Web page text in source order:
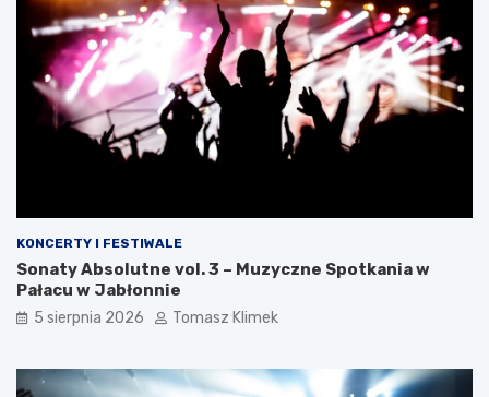
KONCERTY I FESTIWALE
Sonaty Absolutne vol. 3 – Muzyczne Spotkania w
Pałacu w Jabłonnie
5 sierpnia 2026 Tomasz Klimek